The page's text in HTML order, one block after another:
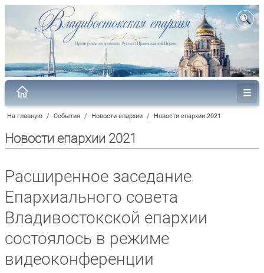
На главную / События / Новости епархии / Новости епархии 2021
Новости епархии 2021
Расширенное заседание
Епархиального совета
Владивостокской епархии
состоялось в режиме
видеоконференции